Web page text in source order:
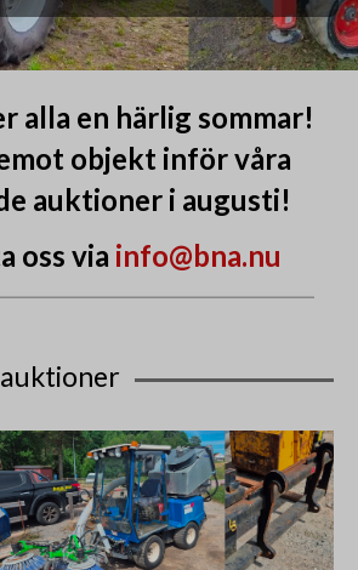
alla en härlig sommar!
objekt inför våra
auktioner i augusti!
oss via info@bna.nu